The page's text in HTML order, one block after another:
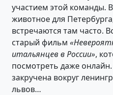
участием этой команды.
животное для
встречаются там часто.
старый фильм
итальянцев в России»,
посмотреть даже
закручена вокруг
львов…